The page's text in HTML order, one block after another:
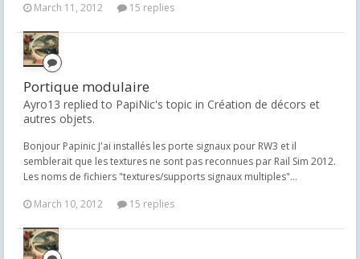
March 11, 2012
15 replies
Portique modulaire
Ayro13 replied to PapiNic's topic in Création de décors et
autres objets.
Bonjour Papinic J'ai installés les porte signaux pour RW3 et il
semblerait que les textures ne sont pas reconnues par Rail Sim 2012.
Les noms de fichiers "textures/supports signaux multiples"...
March 10, 2012
15 replies